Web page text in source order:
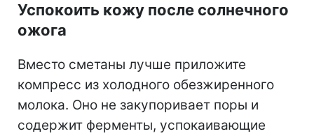
Успокоить кожу после солнечного
ожога
Вместо сметаны лучше приложите
компресс из холодного обезжиренного
молока. Оно не закупоривает поры и
содержит ферменты, успокаивающие